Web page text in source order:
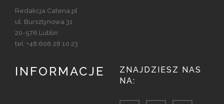
Redakcja Catena.pl
ul. Bursztynowa 31
20-576 Lublin
tel: +48 606 28 10 23
INFORMACJE
ZNAJDZIESZ NAS
NA: